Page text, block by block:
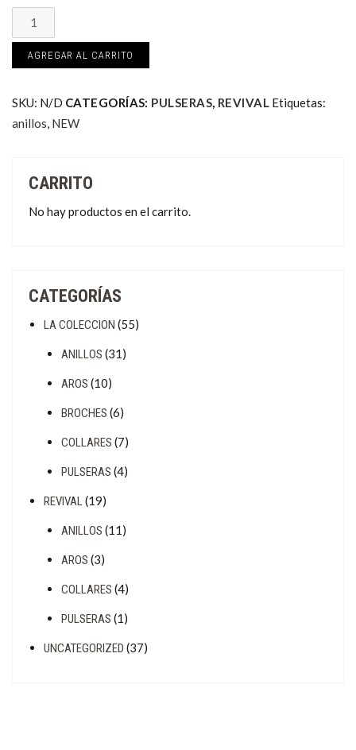
ESCLAVA
INFINITE
cantidad
AGREGAR AL CARRITO
SKU: N/D CATEGORÍAS: PULSERAS REVIVAL Etiquetas:
anillos NEW
CARRITO
No hay productos en el carrito.
CATEGORÍAS
LA COLECCION (55)
ANILLOS (31)
AROS (10)
BROCHES (6)
COLLARES (7)
PULSERAS (4)
REVIVAL (19)
ANILLOS (11)
AROS (3)
COLLARES (4)
PULSERAS (1)
UNCATEGORIZED (37)